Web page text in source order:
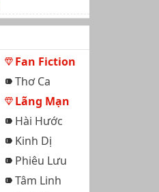
Fan Fiction
Thơ Ca
Lãng Mạn
Hài Hước
Kinh Dị
Phiêu Lưu
Tâm Linh